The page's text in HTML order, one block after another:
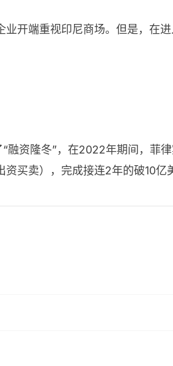
开端重视印尼商场。但是，在
融资隆冬”，在2022年期间，菲
资买卖），完成接连2年的破10亿